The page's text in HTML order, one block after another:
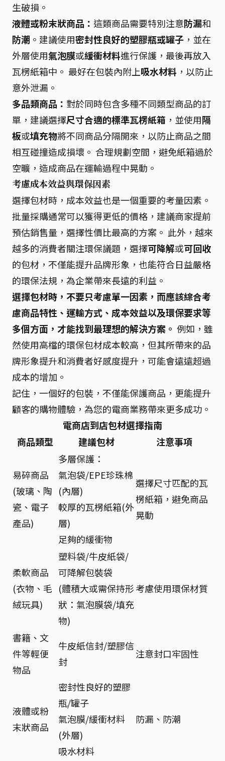
生破損。
液體或粉末狀商品： 這類商品需要特別注意防漏和
防潮 。建議使用密封性良好的塑膠瓶或罐子 ，並在
外層使用氣泡膜或緩衝材料進行保護，最後再放入
瓦楞紙箱中。 最好在包裝內附上吸水材料 ，以防止
意外泄漏。
多品類商品： 對於同時包含多種不同類型商品的訂
單，建議選擇尺寸合適的標準瓦楞紙箱 ，並使用隔
板或填充物將不同商品分隔開來，以防止商品之間
相互碰撞造成損壞。 合理規劃空間，避免紙箱過於
空曠，造成商品在運輸過程中晃動。
考慮成本效益與環保因素
選擇包材時，成本效益也是一個重要的考量因素。
批量採購通常可以獲得更低的價格，建議商家提前
預估銷售量，選擇性價比最高的方案。 此外，越來
越多的消費者關注環保議題，選擇可降解或可回收
的包材，不僅能提升品牌形象，也能符合日益嚴格
的環保法規，為企業帶來長遠的利益。
選擇包材時，不要只考慮單一因素，而應該綜合考
慮商品特性、運輸方式、成本效益以及環保要求等
多個方面，才能找到最理想的解決方案。 例如，雖
然使用高檔的環保包材成本較高，但其所帶來的品
牌形象提升和消費者好感度提升，可能會遠遠超過
成本的增加。
記住，一個好的包裝，不僅能保護商品，更能提升
顧客的購物體驗，為您的電商業務帶來更多成功。
電商店到店包材選擇指南
商品類型
建議包材 注意事項
易碎商品
(玻璃、陶
瓷、電子
產品)
多層保護：
氣泡袋/EPE珍珠棉
(內層)
較厚的瓦楞紙箱(外
層)
足夠的緩衝物
選擇尺寸匹配的瓦
楞紙箱，避免商品
晃動
柔軟商品
(衣物、毛
絨玩具)
塑料袋/牛皮紙袋/
可降解包裝袋
(體積大或需保持形
狀：氣泡膜袋/填充
物)
考慮使用環保材質
書籍、文
件等輕便
物品
牛皮紙信封/塑膠信
封
注意封口牢固性
液體或粉
末狀商品
密封性良好的塑膠
瓶/罐子
氣泡膜/緩衝材料
(外層)
吸水材料
防漏、防潮